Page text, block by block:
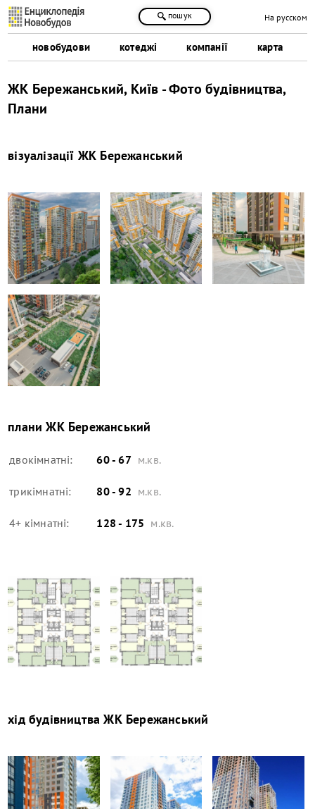
новобудови котеджі компанії карта
пошук На русском
ЖК Бережанський, Київ - Фото будівництва,
Плани
візуалізації ЖК Бережанський
планиЖК Бережанський
двокімнатні: 60 - 67 м.кв.
трикімнатні: 80 - 92 м.кв.
4+ кімнатні: 128 - 175 м.кв.
хід будівництваЖК Бережанський